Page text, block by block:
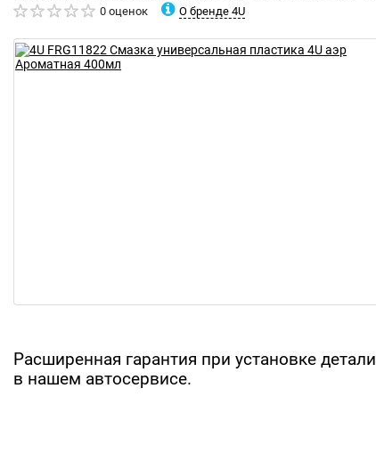
0 оценок О бренде 4U
Расширенная гарантия при установке детали
в нашем автосервисе.